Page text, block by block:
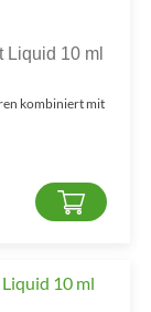
Liquid 10 ml
kombiniert mit